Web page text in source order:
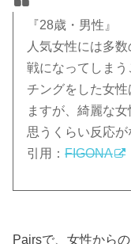
『28歳・男性』
人気女性には多
戦になってしま
チングをした女
ますが、綺麗な
思うくらい反応が
引用：FIGONA
Pairsで、女性から